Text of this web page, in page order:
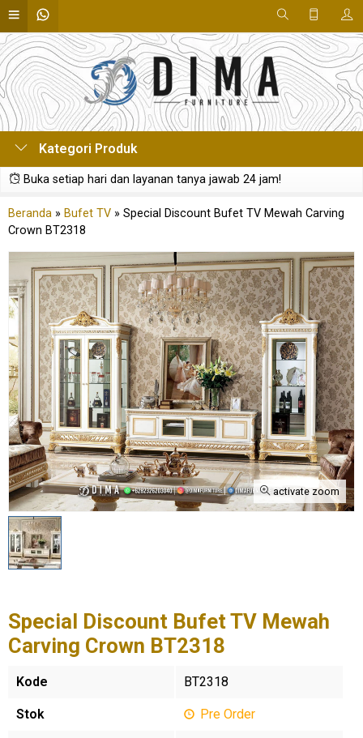
Kategori Produk
Buka setiap hari dan layanan tanya jawab 24 jam!
Beranda » Bufet TV » Special Discount Bufet TV Mewah Carving
Crown BT2318
activate zoom
Special Discount Bufet TV Mewah
Carving Crown BT2318
Kode BT2318
Stok Pre Order